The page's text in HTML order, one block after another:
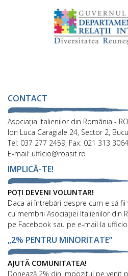
CONTACT
Asociaţia Italienilor din România -
Ion Luca Caragiale 24, Sector 2,
Tel: 037 277 2459, Fax: 021 313 3064
E-mail: ufficio@roasit.ro
IMPLICĂ-TE!
POȚI DEVENI VOLUNTAR!
Daca ai întrebări despre cum e să
cu membrii Asociației Italienilor din
pe Facebook sau pe e-mail la
„2% PENTRU MINORITATE”
AJUTĂ COMUNITATEA!
Donează 2% din impozitul pe venit